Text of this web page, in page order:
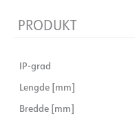
PRODUKT
IP-grad
Lengde [mm]
Bredde [mm]